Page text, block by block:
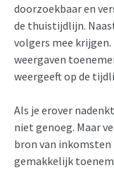
doorzoekbaar en
de thuistijdlijn.
volgers mee krijgen.
weergaven
weergeeft op de
Als je erover
niet genoeg. Maar
bron van inkomsten
gemakkelijk